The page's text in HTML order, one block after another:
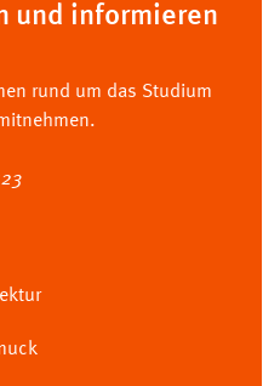
und informieren
rund um das Studium